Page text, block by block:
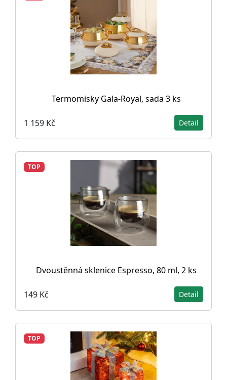
Termomisky Gala-Royal, sada 3 ks
1 159 Kč Detail
TOP
Dvoustěnná sklenice Espresso, 80 ml, 2 ks
149 Kč Detail
TOP